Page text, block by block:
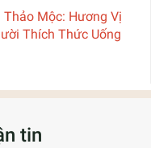
Thảo Mộc: Hương Vị
Thích Thức Uống
tin